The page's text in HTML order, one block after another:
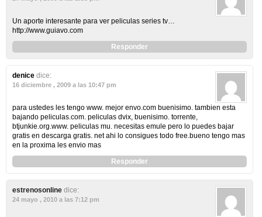
Un aporte interesante para ver peliculas series tv…
http://www.guiavo.com
Responder
denice dice:
16 diciembre , 2009 a las 10:47 pm
para ustedes les tengo www. mejor envo.com buenisimo. tambien esta
bajando peliculas.com. peliculas dvix, buenisimo. torrente,
btjunkie.org.www. peliculas mu. necesitas emule pero lo puedes bajar
gratis en descarga gratis. net ahi lo consigues todo free.bueno tengo mas
en la proxima les envio mas
Responder
estrenosonline dice:
24 mayo , 2010 a las 7:12 pm